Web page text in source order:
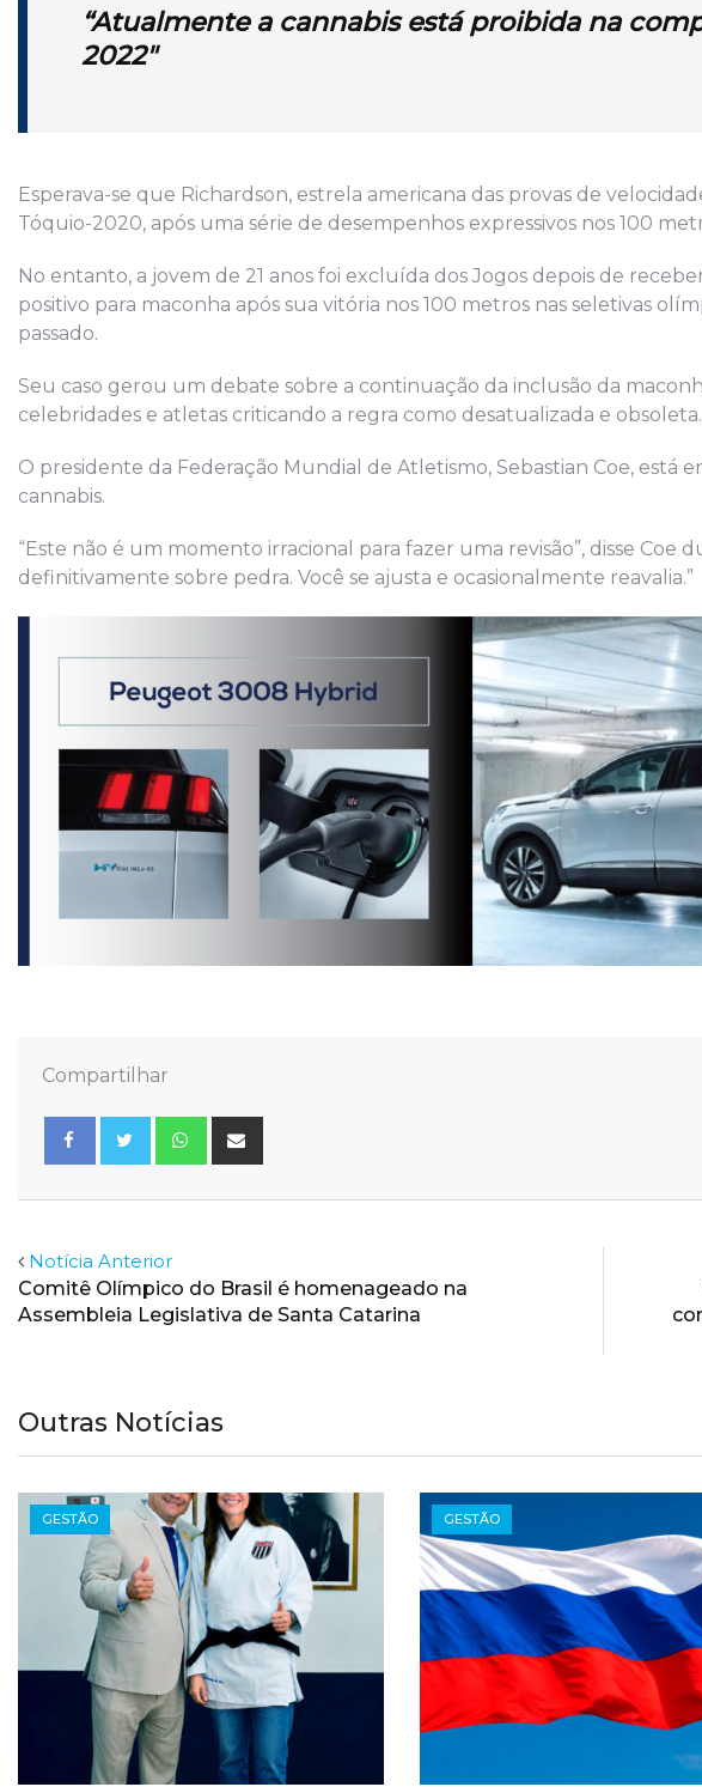
“Atualmente a cannabis está proibida na
2022″
Esperava-se que Richardson, estrela americana das provas de
Tóquio-2020, após uma série de desempenhos expressivos nos 100
No entanto, a jovem de 21 anos foi excluída dos Jogos depois de
positivo para maconha após sua vitória nos 100 metros nas seletivas
passado.
Seu caso gerou um debate sobre a continuação da inclusão da
celebridades e atletas criticando a regra como desatualizada e obsoleta.
O presidente da Federação Mundial de Atletismo, Sebastian Coe, está
cannabis.
“Este não é um momento irracional para fazer uma revisão”, disse Coe
definitivamente sobre pedra. Você se ajusta e ocasionalmente reavalia.”
Compartilhar
Whatsapp
Notícia Anterior
Comitê Olímpico do Brasil é homenageado na
Assembleia Legislativa de Santa Catarina
Outras Notícias
GESTÃO GESTÃO